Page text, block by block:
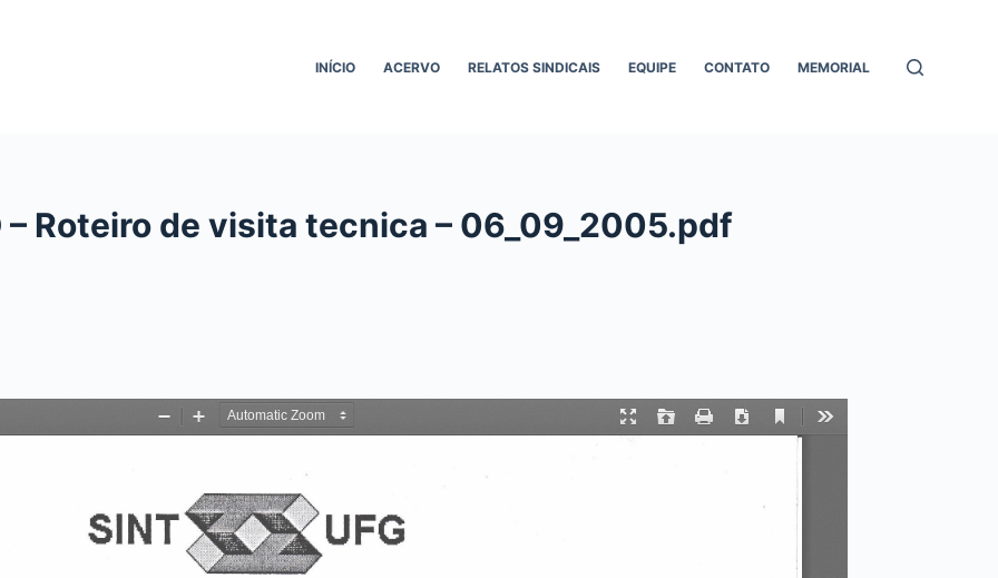
INÍCIO ACERVO RELATOS SINDICAIS EQUIPE CONTATO MEMORIAL
– Roteiro de visita tecnica – 06_09_2005.pdf